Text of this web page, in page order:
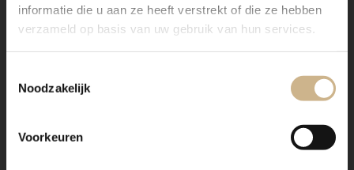
informatie die u aan ze heeft verstrekt of die ze hebben
verzameld op basis van uw gebruik van hun services.
Noodzakelijk
Voorkeuren
Tv-kast Gracieux 2-7033
Linnenkast Vertou 2-
Lovely Linen